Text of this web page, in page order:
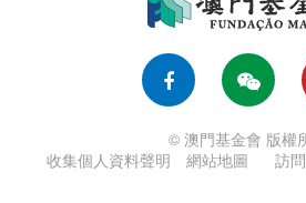
© 澳門基金會 版權
收集個人資料聲明
網站地圖 訪